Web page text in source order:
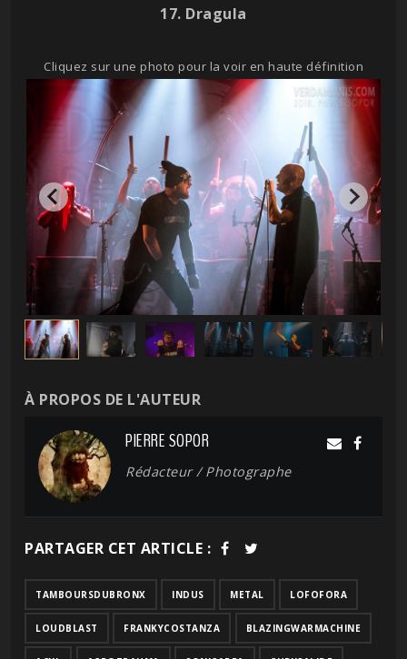
17. Dragula
Cliquez sur une photo pour la voir en haute définition
À PROPOS DE L'AUTEUR
PIERRE SOPOR
Rédacteur / Photographe
PARTAGER CET ARTICLE :
TAMBOURSDUBRONX INDUS METAL LOFOFORA
LOUDBLAST FRANKYCOSTANZA BLAZINGWARMACHINE